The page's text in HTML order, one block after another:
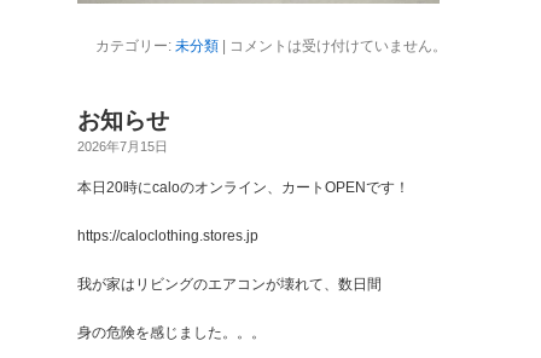
カテゴリー: 未分類| コメントは受け付けていません。
お知らせ
2026年7月15日
本日20時にcaloのオンライン、カートOPENです！
https://caloclothing.stores.jp
我が家はリビングのエアコンが壊れて、数日間
身の危険を感じました。。。